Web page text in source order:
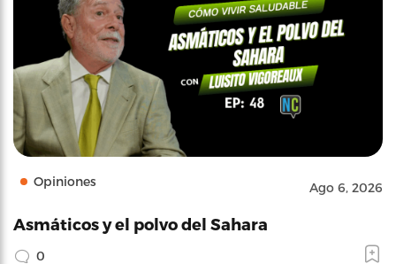
Opiniones Ago 6, 2026
Asmáticos y el polvo del Sahara
0